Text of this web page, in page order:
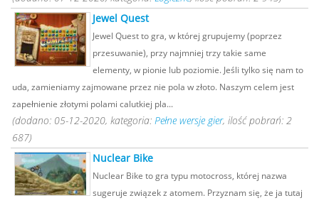
Jewel Quest
Jewel Quest to gra, w której grupujemy (poprzez
przesuwanie), przy najmniej trzy takie same
elementy, w pionie lub poziomie. Jeśli tylko się nam to
uda, zamieniamy zajmowane przez nie pola w złoto. Naszym celem jest
zapełnienie złotymi polami calutkiej pla...
(dodano: 05-12-2020, kategoria: Pełne wersje gier, ilość pobrań: 2
687)
Nuclear Bike
Nuclear Bike to gra typu motocross, której nazwa
sugeruje związek z atomem. Przyznam się, że ja tutaj